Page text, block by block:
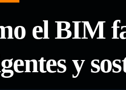
el BIM
y